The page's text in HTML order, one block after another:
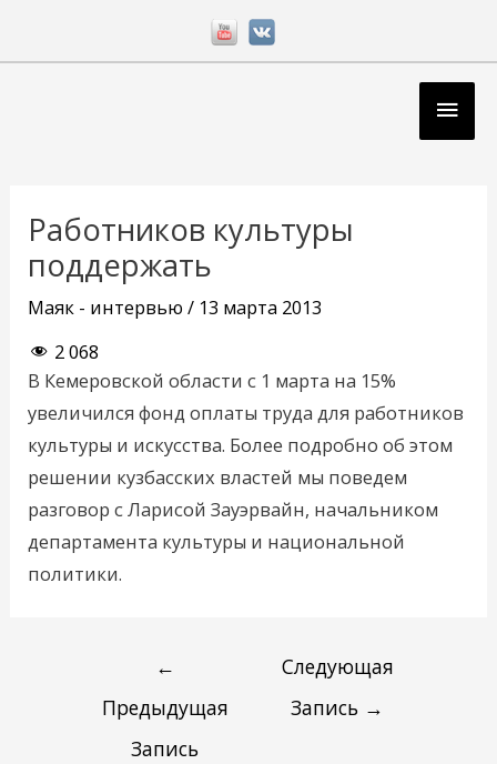
Работников культуры
поддержать
Маяк - интервью / 13 марта 2013
2 068
В Кемеровской области с 1 марта на 15%
увеличился фонд оплаты труда для работников
культуры и искусства. Более подробно об этом
решении кузбасских властей мы поведем
разговор с Ларисой Зауэрвайн, начальником
департамента культуры и национальной
политики.
записям
←
Предыдущая
Запись
Следующая
Запись →